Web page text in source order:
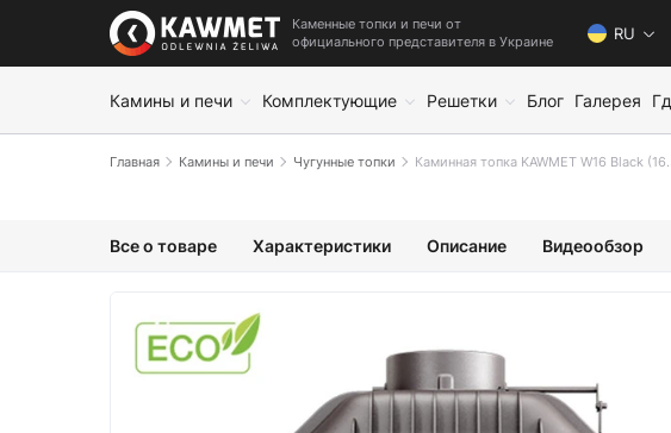
Каменные топки и печи от
официального представителя в Украине
RU
Камины и печи Комплектующие Решетки Блог Галерея
Главная Камины и печи Чугунные топки Каминная топка KAWMET W16 Black
Все о товаре Характеристики Описание Видеообзор